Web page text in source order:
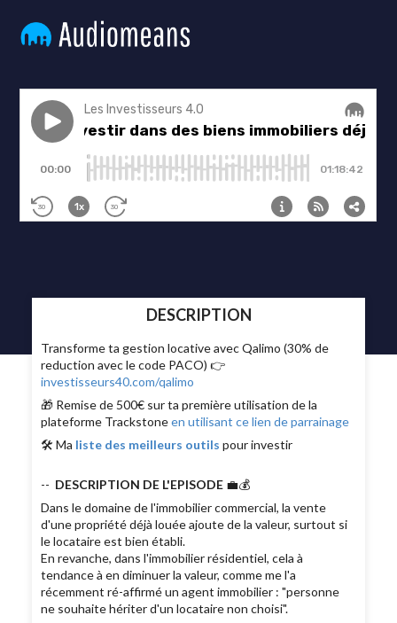
DESCRIPTION
Transforme ta gestion locative avec Qalimo (30% de
reduction avec le code PACO) 👉
investisseurs40.com/qalimo
🎁 Remise de 500€ sur ta première utilisation de la
plateforme Trackstoneen utilisant ce lien de parrainage
🛠 Ma liste des meilleurs outils pour investir
-- DESCRIPTION DE L'EPISODE 💼💰
Dans le domaine de l'immobilier commercial, la vente
d'une propriété déjà louée ajoute de la valeur, surtout si
le locataire est bien établi.
En revanche, dans l'immobilier résidentiel, cela à
tendance à en diminuer la valeur, comme me l'a
récemment ré-affirmé un agent immobilier : "personne
ne souhaite hériter d'un locataire non choisi".